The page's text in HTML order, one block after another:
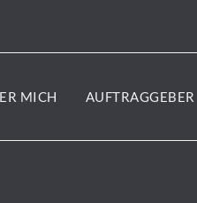
MICH AUFTRAGGEBER